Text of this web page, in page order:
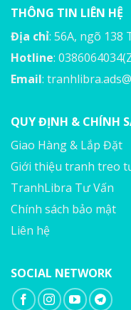
THÔNG TIN LIÊN HỆ
Địa chỉ: 56A, ngõ
Hotline:
Email:
QUY ĐỊNH & CHÍNH
Giao Hàng & Lắp Đặt
Giới thiệu tranh treo
TranhLibra Tư Vấn
Chính sách bảo mật
Liên hệ
SOCIAL NETWORK